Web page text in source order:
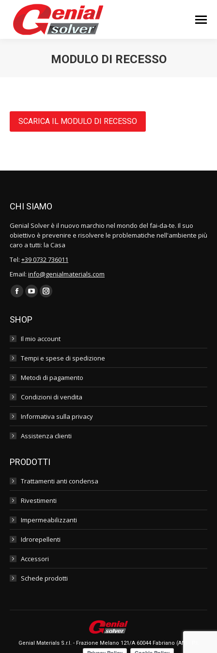
MODULO DI RECESSO
SCARICA IL MODULO DI RECESSO
CHI SIAMO
Genial Solver è il nuovo marchio nel mondo del fai-da-te. Il suo
obiettivo è prevenire e risolvere le problematiche nell'ambiente più
caro a tutti: la Casa
Tel: +39 0732 736011
Email: info@genialmaterials.com
Find us on:
Facebook
opens
in
new
window
YouTube
opens
new
window
Instagram
new
window
SHOP
Il mio account
Tempi e spese di spedizione
Metodi di pagamento
Condizioni di vendita
Informativa sulla privacy
Assistenza clienti
PRODOTTI
Trattamenti anti condensa
Rivestimenti
Impermeabilizzanti
Idrorepellenti
Accessori
Schede prodotti
Genial Materials S.r.l. - Frazione Melano 121/A 60044 Fabriano (AN) - P.I.